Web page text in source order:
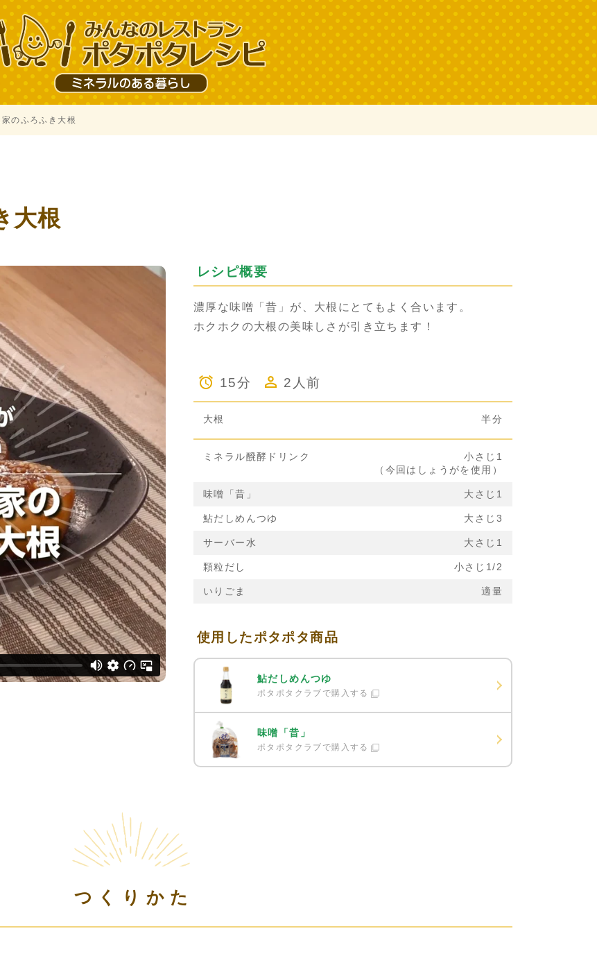
のふろふき大根
大根
レシピ概要
濃厚な味噌「昔」が、大根にとてもよく合います。
ホクホクの大根の美味しさが引き立ちます！
15分 2人前
大根 半分
ミネラル醗酵ドリンク
小さじ1
（今回はしょうがを使用）
味噌「昔」 大さじ1
鮎だしめんつゆ 大さじ3
サーバー水 大さじ1
顆粒だし 小さじ1/2
いりごま 適量
使用したポタポタ商品
鮎だしめんつゆ
ポタポタクラブで購入する
味噌「昔」
ポタポタクラブで購入する
つくりかた